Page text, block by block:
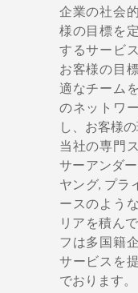
企業の社会
様の目標を
するサービ
お客様の目
適なチーム
のネットワ
し、お客様
当社の専門
サーアンダ
ヤング, プラ
ースのよう
リアを積ん
フは多国籍
サービスを
でおります。